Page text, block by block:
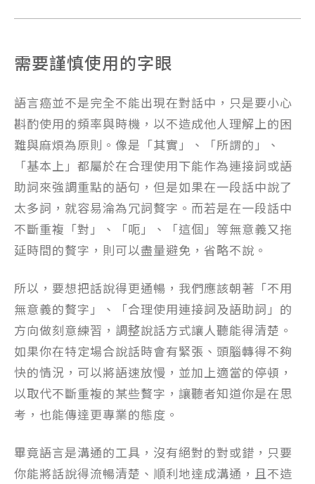
需要謹慎使用的字眼
語言癌並不是完全不能出現在對話中，只是要小心
斟酌使用的頻率與時機，以不造成他人理解上的困
難與麻煩為原則。像是「其實」、「所謂的」、
「基本上」都屬於在合理使用下能作為連接詞或語
助詞來強調重點的語句，但是如果在一段話中說了
太多詞，就容易淪為冗詞贅字。而若是在一段話中
不斷重複「對」、「呃」、「這個」等無意義又拖
延時間的贅字，則可以盡量避免，省略不說。
所以，要想把話說得更通暢，我們應該朝著「不用
無意義的贅字」、「合理使用連接詞及語助詞」的
方向做刻意練習，調整說話方式讓人聽能得清楚。
如果你在特定場合說話時會有緊張、頭腦轉得不夠
快的情況，可以將語速放慢，並加上適當的停頓，
以取代不斷重複的某些贅字，讓聽者知道你是在思
考，也能傳達更專業的態度。
畢竟語言是溝通的工具，沒有絕對的對或錯，只要
你能將話說得流暢清楚、順利地達成溝通，且不造